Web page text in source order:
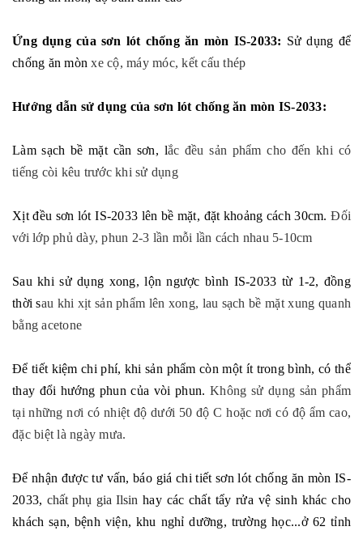
Ứng dụng của sơn lót chống ăn mòn IS-2033: Sử dụng để
chống ăn mònxe cộ, máy móc, kết cấu thép
Hướng dẫn sử dụng của sơn lót chống ăn mòn IS-2033:
Làm sạch bề mặt cần sơn, lắc đều sản phẩm cho đến khi có
tiếng còi kêu trước khi sử dụng
Xịt đều sơn lót IS-2033 lên bề mặt, đặt khoảng cách 30cm.Đối
với lớp phủ dày, phun 2-3 lần mỗi lần cách nhau 5-10cm
Sau khi sử dụng xong, lộn ngược bình IS-2033 từ 1-2, đồng
thời sau khi xịt sản phẩm lên xong, lau sạch bề mặt xung quanh
bằng acetone
Để tiết kiệm chi phí, khi sản phẩm còn một ít trong bình, có thể
thay đổi hướng phun của vòi phun.Không sử dụng sản phẩm
tại những nơi có nhiệt độ dưới 50 độ C hoặc nơi có độ ẩm cao,
đặc biệt là ngày mưa.
Để nhận được tư vấn, báo giá chi tiết sơn lót chống ăn mòn IS-
2033, chất phụ gia Ilsin hay các chất tẩy rửa vệ sinh khác cho
khách sạn, bệnh viện, khu nghỉ dưỡng, trường học...ở 62 tỉnh